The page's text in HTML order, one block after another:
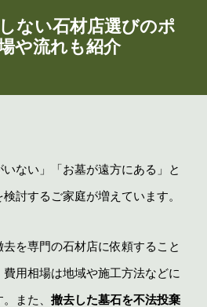
ない石材店選びのポ
や流れも紹介
ない」「お墓が遠方にある」と
討するご家庭が増えています。
を専門の石材店に依頼すること
用相場は地域や施工方法などに
また、 撤去した墓石を不法投棄